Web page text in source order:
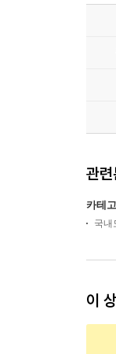
관
카테
국내
이